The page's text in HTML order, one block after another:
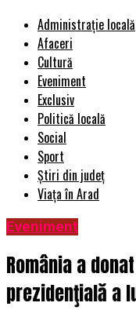
Administrație locală
Afaceri
Cultură
Eveniment
Exclusiv
Politică locală
Social
Sport
Știri din județ
Viața în Arad
Eveniment
România a
prezidenţială a